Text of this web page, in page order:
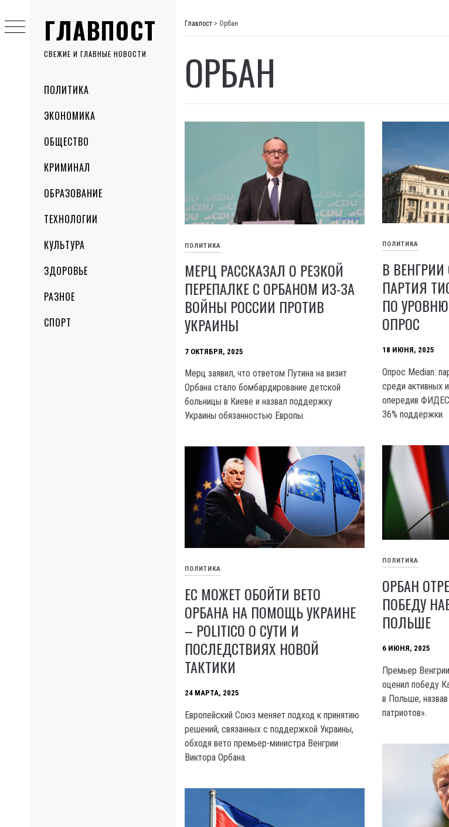
ГЛАВПОСТ
СВЕЖИЕ И ГЛАВНЫЕ НОВОСТИ
MenuПОЛИТИКА
ЭКОНОМИКА
ОБЩЕСТВО
КРИМИНАЛ
ОБРАЗОВАНИЕ
ТЕХНОЛОГИИ
КУЛЬТУРА
ЗДОРОВЬЕ
РАЗНОЕ
СПОРТ
to
content
Главпост > Орбан
ОРБАН
ПОЛИТИКА
МЕРЦ РАССКАЗАЛ О РЕЗКОЙ
ПЕРЕПАЛКЕ С ОРБАНОМ ИЗ-ЗА
ВОЙНЫ РОССИИ ПРОТИВ
УКРАИНЫ
7 ОКТЯБРЯ, 2025
Мерц заявил, что ответом Путина на визит
Орбана стало бомбардирование детской
больницы в Киеве и назвал поддержку
Украины обязанностью Европы.
ПОЛИТИКА
В
ПАРТИЯ
ПО
ОПРОС
18 ИЮНЯ, 2025
Опрос Median:
среди активных
опередив ФИДЕС
36% поддержки.
ПОЛИТИКА
ОРБАН
ПОБЕДУ
ПОЛЬШЕ
6 ИЮНЯ, 2025
Премьер
оценил победу
в Польше,
патриотов».
ПОЛИТИКА
ЕС МОЖЕТ ОБОЙТИ ВЕТО
ОРБАНА НА ПОМОЩЬ УКРАИНЕ
– POLITICO О СУТИ И
ПОСЛЕДСТВИЯХ НОВОЙ
ТАКТИКИ
24 МАРТА, 2025
Европейский Союз меняет подход к принятию
решений, связанных с поддержкой Украины,
обходя вето премьер-министра Венгрии
Виктора Орбана.